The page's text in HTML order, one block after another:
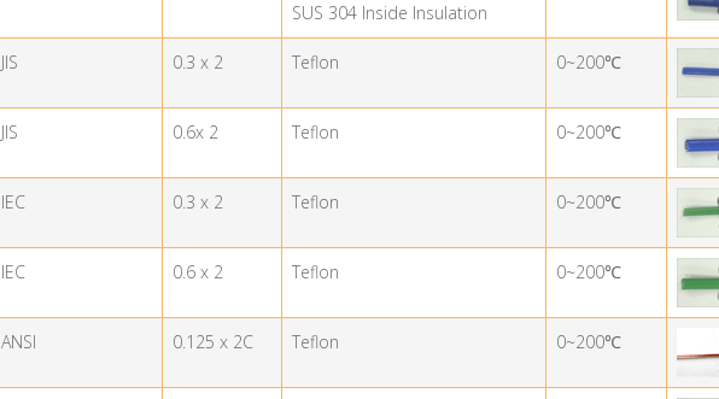
SUS 304 Inside Insulation
0.3 x 2 Teflon 0~200℃
0.6x 2 Teflon 0~200℃
0.3 x 2 Teflon 0~200℃
0.6 x 2 Teflon 0~200℃
0.125 x 2C Teflon 0~200℃